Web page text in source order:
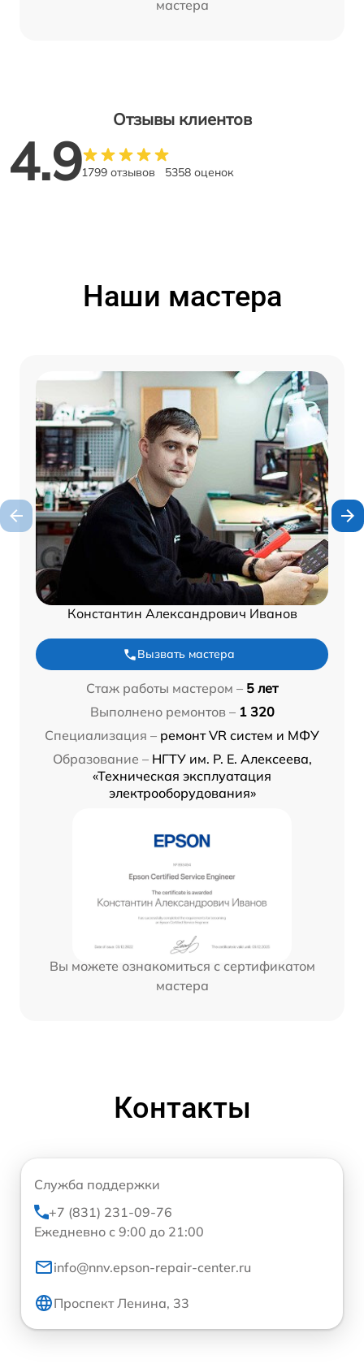
мастера
Отзывы клиентов
4.91799 отзывов 5358 оценок
Наши мастера
Константин Александрович Иванов
Вызвать мастера
Стаж работы мастером – 5 лет
Выполнено ремонтов – 1 320
Специализация – ремонт VR систем и МФУ
Образование – НГТУ им. Р. Е. Алексеева,
«Техническая эксплуатация
электрооборудования»
Вы можете ознакомиться с сертификатом
мастера
Контакты
Служба поддержки
+7 (831) 231-09-76
Ежедневно с 9:00 до 21:00
info@nnv.epson-repair-center.ru
Проспект Ленина, 33